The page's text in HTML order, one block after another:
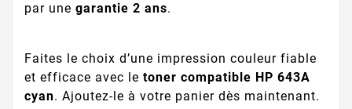
par une garantie 2 ans.
Faites le choix d’une impression couleur fiable
et efficace avec le toner compatible HP 643A
cyan. Ajoutez-le à votre panier dès maintenant.